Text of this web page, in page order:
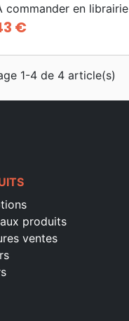
commander en librairie
€
1-4 de 4 article(s)
produits
ventes